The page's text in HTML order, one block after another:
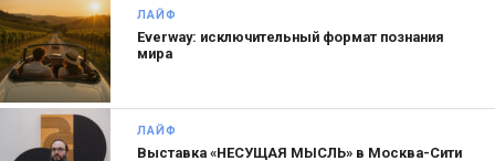
промышленного альпинизма, таких в Москве
много. И вот я здесь!
ЛАЙФ
Everway: исключительный формат познания
мира
ЛАЙФ
Выставка «НЕСУЩАЯ МЫСЛЬ» в Москва-Сити